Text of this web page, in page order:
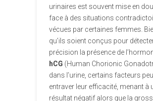
urinaires est souvent mise en
face à des situations
vécues par certaines femmes.
qu’ils soient conçus pour
précision la présence de
hCG (Human Chorionic
dans l’urine, certains facteurs
entraver leur efficacité, menant à
résultat négatif alors que la